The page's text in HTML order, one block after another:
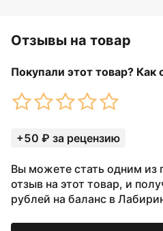
Отзывы на товар
Покупали этот товар? Как
+50 ₽ за рецензию
Вы можете стать одним из
отзыв на этот товар, и
рублей на баланс в